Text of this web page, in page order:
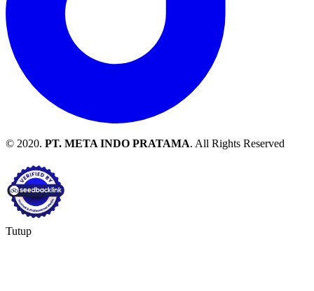
© 2020. PT. META INDO PRATAMA. All Rights Reserved
Tutup